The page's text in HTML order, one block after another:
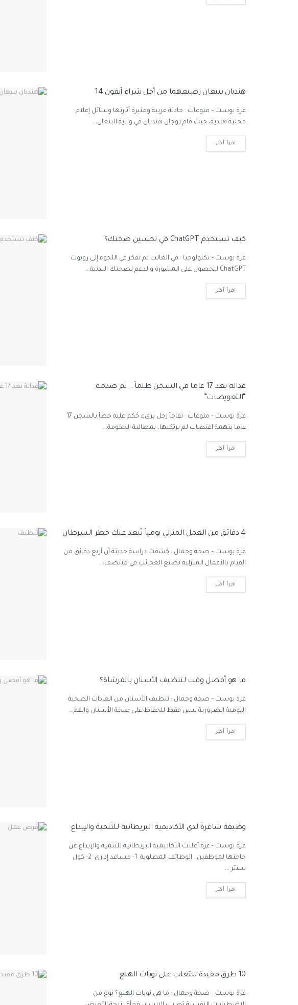
هنديان يبيعان رضيعهما من أجل شراء آيفون 14
غزة بوست – منوعات : حادثة غريبة ومثيرة أثارتها وسائل إعلام
محلية هندية، حيث قام زوجان هنديان في ولاية البنغال...
اقرأ أكثر
كيف تستخدم ChatGPT في تحسين صحتك؟
غزة بوست – تكنولوجيا : في الغالب لم تفكر في اللجوء إلى روبوت
ChatGPT للحصول على المشورة والدعم لصحتك البدنية...
اقرأ أكثر
عدالة بعد 17 عاما في السجن ظلماً .. ثم صدمة
“التعويضات”
غزة بوست – منوعات : تفاجأ رجل بريء حُكم عليه خطأ بالسجن 17
عاما بتهمة اغتصاب لم يرتكبها، بمطالبة الحكومة...
اقرأ أكثر
4 دقائق من العمل المنزلي يومياً تُبعد عنك خطر السرطان
غزة بوست – صحة وجمال : كشفت دراسة حديثة أن أربع دقائق من
القيام بالأعمال المنزلية تصنع العجائب في منتصف...
اقرأ أكثر
ما هو أفضل وقت لتنظيف الأسنان بالفرشاة؟
غزة بوست – صحة وجمال : تنظيف الأسنان من العادات الصحية
اليومية الضرورية ليس فقط للحفاظ على صحة الأسنان والفم...
اقرأ أكثر
وظيفة شاغرة لدى الأكاديمية البريطانية للتنمية والإبداع
غزة بوست - غزة أعلنت الأكاديمية البريطانية للتنمية والإبداع عن
حاجتها لموظفين . الوظائف المطلوبة 1- مساعد إداري 2- كول
سنتر ...
اقرأ أكثر
10 طرق مفيدة للتغلب على نوبات الهلع
غزة بوست – صحة وجمال : ما هي نوبات الهلع؟ نوع من